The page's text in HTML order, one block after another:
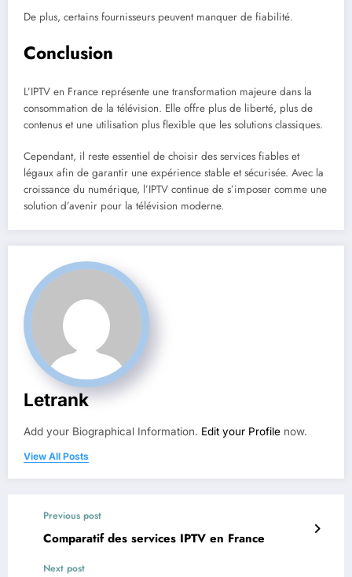
De plus, certains fournisseurs peuvent manquer de fiabilité.
Conclusion
L’IPTV en France représente une transformation majeure dans la
consommation de la télévision. Elle offre plus de liberté, plus de
contenus et une utilisation plus flexible que les solutions classiques.
Cependant, il reste essentiel de choisir des services fiables et
légaux afin de garantir une expérience stable et sécurisée. Avec la
croissance du numérique, l’IPTV continue de s’imposer comme une
solution d’avenir pour la télévision moderne.
Letrank
Add your Biographical Information. Edit your Profile now.
View All Posts
Previous post
Comparatif des services IPTV en France
Next post